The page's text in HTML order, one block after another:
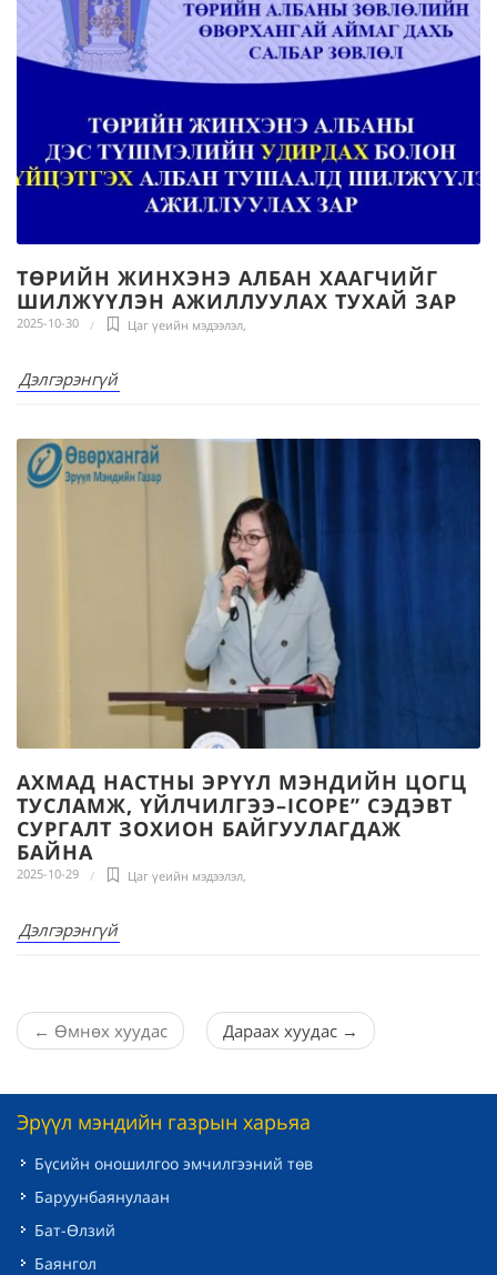
ТӨРИЙН ЖИНХЭНЭ АЛБАН ХААГЧИЙГ
ШИЛЖҮҮЛЭН АЖИЛЛУУЛАХ ТУХАЙ ЗАР
2025-10-30 Цаг үеийн мэдээлэл,
Дэлгэрэнгүй
АХМАД НАСТНЫ ЭРҮҮЛ МЭНДИЙН ЦОГЦ
ТУСЛАМЖ, ҮЙЛЧИЛГЭЭ–ICOPE” СЭДЭВТ
СУРГАЛТ ЗОХИОН БАЙГУУЛАГДАЖ
БАЙНА
2025-10-29 Цаг үеийн мэдээлэл,
Дэлгэрэнгүй
← Өмнөх хуудас Дараах хуудас →
Эрүүл мэндийн газрын харьяа
Бүсийн оношилгоо эмчилгээний төв
Баруунбаянулаан
Бат-Өлзий
Баянгол